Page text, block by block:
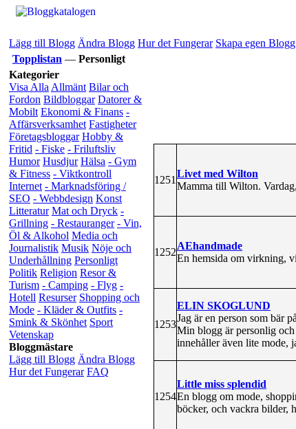
Lägg till Blogg Ändra Blogg Hur det Fungerar Skapa egen Blogg
Topplistan — Personligt
Kategorier
Visa Alla Allmänt Bilar och
Fordon Bildbloggar Datorer &
Mobilt Ekonomi & Finans -
Affärsverksamhet Fastigheter
Företagsbloggar Hobby &
Fritid - Fiske - Friluftsliv
Humor Husdjur Hälsa - Gym
& Fitness - Viktkontroll
Internet - Marknadsföring /
SEO - Webbdesign Konst
Litteratur Mat och Dryck -
Grillning - Restauranger - Vin,
Öl & Alkohol Media och
Journalistik Musik Nöje och
Underhållning Personligt
Politik Religion Resor &
Turism - Camping - Flyg -
Hotell Resurser Shopping och
Mode - Kläder & Outfits -
Smink & Skönhet Sport
Vetenskap
Bloggmästare
Lägg till Blogg Ändra Blogg
Hur det Fungerar FAQ
1251
Livet med Wilton
Mamma till Wilton.
1252
AEhandmade
En hemsida om virkning,
1253
ELIN SKOGLUND
Jag är en person som bär
Min blogg är personlig
innehåller även lite mode,
1254
Little miss splendid
En blogg om mode,
böcker, och vackra bilder,